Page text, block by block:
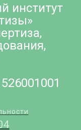
институт